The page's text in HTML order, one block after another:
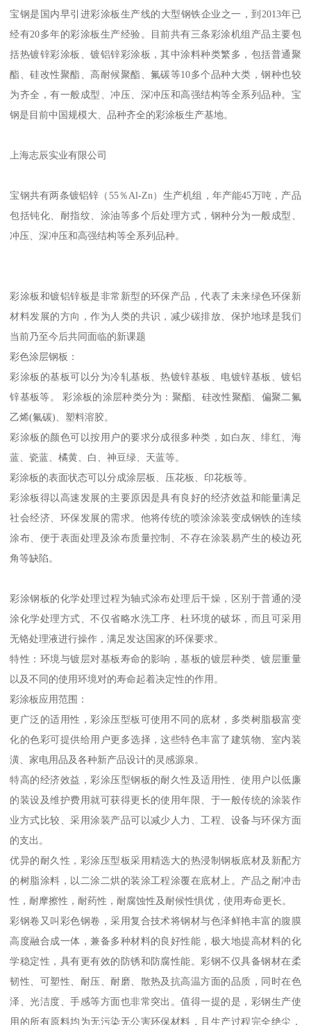
宝钢是国内早引进彩涂板生产线的大型钢铁企业之一，到2013年已
经有20多年的彩涂板生产经验。目前共有三条彩涂机组产品主要包
括热镀锌彩涂板、镀铝锌彩涂板，其中涂料种类繁多，包括普通聚
酯、硅改性聚酯、高耐候聚酯、氟碳等10多个品种大类，钢种也较
为齐全，有一般成型、冲压、深冲压和高强结构等全系列品种。宝
钢是目前中国规模大、品种齐全的彩涂板生产基地。
上海志辰实业有限公司
宝钢共有两条镀铝锌（55％Al-Zn）生产机组，年产能45万吨，产品
包括钝化、耐指纹、涂油等多个后处理方式，钢种分为一般成型、
冲压、深冲压和高强结构等全系列品种。
彩涂板和镀铝锌板是非常新型的环保产品，代表了未来绿色环保新
材料发展的方向，作为人类的共识，减少碳排放、保护地球是我们
当前乃至今后共同面临的新课题
彩色涂层钢板：
彩涂板的基板可以分为冷轧基板、热镀锌基板、电镀锌基板、镀铝
锌基板等。 彩涂板的涂层种类分为：聚酯、硅改性聚酯、偏聚二氟
乙烯(氟碳)、塑料溶胶。
彩涂板的颜色可以按用户的要求分成很多种类，如白灰、绯红、海
蓝、瓷蓝、橘黄、白、神豆绿、天蓝等。
彩涂板的表面状态可以分成涂层板、压花板、印花板等。
彩涂板得以高速发展的主要原因是具有良好的经济效益和能量满足
社会经济、环保发展的需求。他将传统的喷涂涂装变成钢铁的连续
涂布、便于表面处理及涂布质量控制、不存在涂装易产生的棱边死
角等缺陷。
彩涂钢板的化学处理过程为轴式涂布处理后干燥，区别于普通的浸
涂化学处理方式、不仅省略水洗工序、杜环境的破坏，而且可采用
无铬处理液进行操作，满足发达国家的环保要求。
特性：环境与镀层对基板寿命的影响，基板的镀层种类、镀层重量
以及不同的使用环境对的寿命起着决定性的作用。
彩涂板应用范围：
更广泛的适用性，彩涂压型板可使用不同的底材，多类树脂极富变
化的色彩可提供给用户更多选择，这些特色丰富了建筑物、室内装
潢、家电用品及各种新产品设计的灵感源泉。
特高的经济效益，彩涂压型钢板的耐久性及适用性、使用户以低廉
的装设及维护费用就可获得更长的使用年限、于一般传统的涂装作
业方式比较、采用涂装产品可以减少人力、工程、设备与环保方面
的支出。
优异的耐久性，彩涂压型板采用精选大的热浸制钢板底材及新配方
的树脂涂料，以二涂二烘的装涂工程涂覆在底材上。产品之耐冲击
性，耐摩擦性，耐药性，耐腐蚀性及耐候性惧优，使用寿命更长。
彩钢卷又叫彩色钢卷，采用复合技术将钢材与色泽鲜艳丰富的腹膜
高度融合成一体，兼备多种材料的良好性能，极大地提高材料的化
学稳定性，具有更有效的防锈和防腐性能。彩钢不仅具备钢材在柔
韧性、可塑性、耐压、耐磨、散热及抗高温方面的品质，同时在色
泽、光洁度、手感等方面也非常突出。值得一提的是，彩钢生产使
用的所有原料均为无污染无公害环保材料，且生产过程完全绝尘，